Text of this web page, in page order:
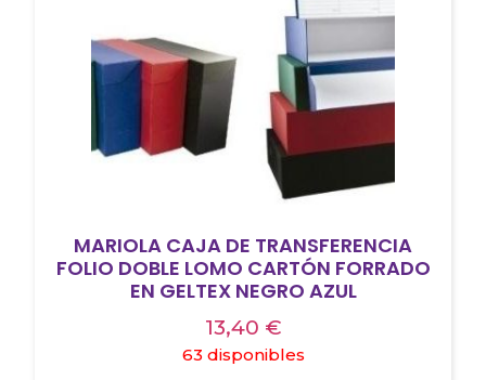
MARIOLA CAJA DE TRANSFERENCIA
FOLIO DOBLE LOMO CARTÓN FORRADO
EN GELTEX NEGRO AZUL
13,40 €
63 disponibles